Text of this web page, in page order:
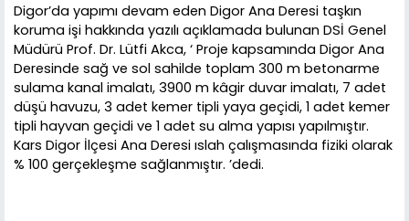
Digor’da yapımı devam eden Digor Ana Deresi taşkın
koruma işi hakkında yazılı açıklamada bulunan DSİ Genel
Müdürü Prof. Dr. Lütfi Akca, ‘ Proje kapsamında Digor Ana
Deresinde sağ ve sol sahilde toplam 300 m betonarme
sulama kanal imalatı, 3900 m kâgir duvar imalatı, 7 adet
düşü havuzu, 3 adet kemer tipli yaya geçidi, 1 adet kemer
tipli hayvan geçidi ve 1 adet su alma yapısı yapılmıştır.
Kars Digor İlçesi Ana Deresi ıslah çalışmasında fiziki olarak
% 100 gerçekleşme sağlanmıştır. ’dedi.